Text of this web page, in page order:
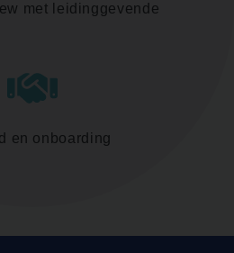
met leidinggevende
en onboarding